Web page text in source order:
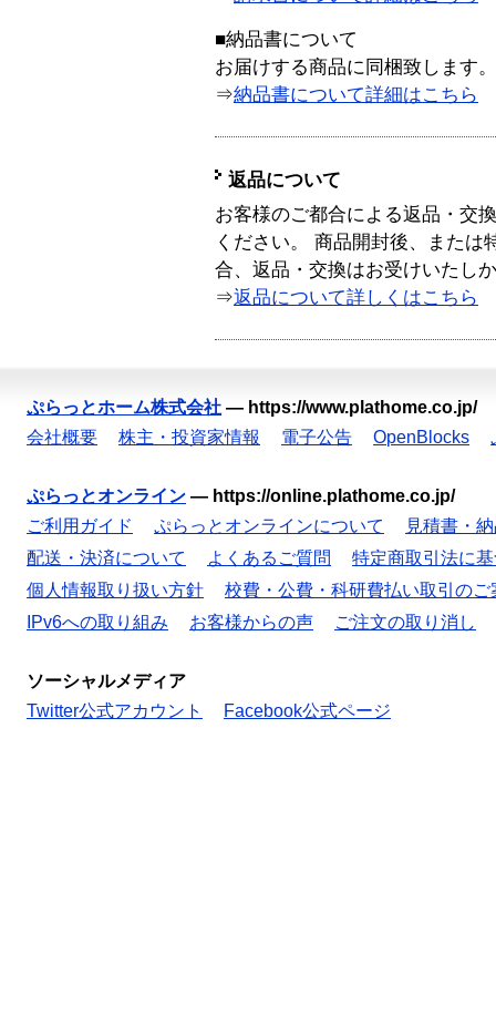
■納品書について
お届けする商品に同梱致します。
⇒納品書について詳細はこちら
返品について
お客様のご都合による返品・交
ください。 商品開封後、または
合、返品・交換はお受けいたし
⇒返品について詳しくはこちら
ぷらっとホーム株式会社 — https://www.plathome.co.jp/
会社概要
株主・投資家情報 電子公告 OpenBlocks
ぷらっとオンライン — https://online.plathome.co.jp/
ご利用ガイド
ぷらっとオンラインについて
見積書・
配送・決済について
よくあるご質問
特定商取引法に
個人情報取り扱い方針
校費・公費・科研費払い取引のご
IPv6への取り組み
お客様からの声 ご注文の取り消し
ソーシャルメディア
Twitter公式アカウント
Facebook公式ページ